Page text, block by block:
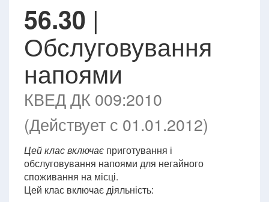
56.30 |
Обслуговування
напоями
КВЕД ДК 009:2010
(Действует с 01.01.2012)
Цей клас включає приготування і
обслуговування напоями для негайного
споживання на місці.
Цей клас включає діяльність: